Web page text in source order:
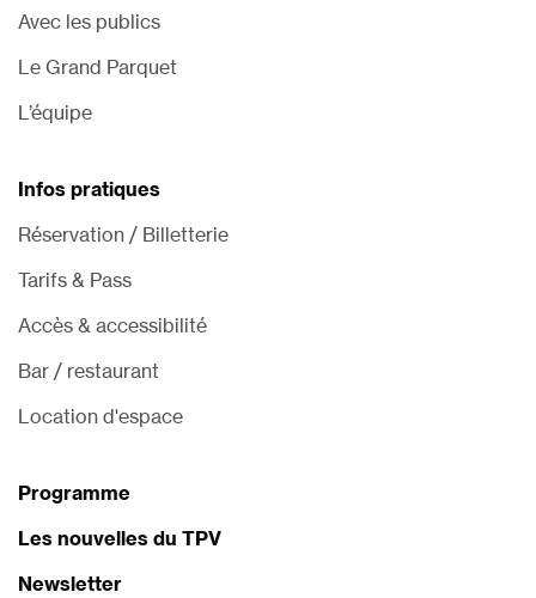
Avec les publics
Le Grand Parquet
L’équipe
Infos pratiques
Réservation / Billetterie
Tarifs & Pass
Accès & accessibilité
Bar / restaurant
Location d'espace
Programme
Les nouvelles du TPV
Newsletter